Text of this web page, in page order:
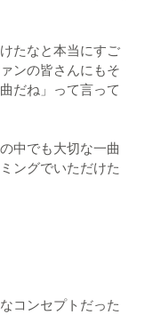
たなと本当にすご
ンの皆さんにもそ
だね」って言って
中でも大切な一曲
ングでいただけた
コンセプトだった